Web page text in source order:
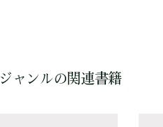
ジャンルの関連書籍